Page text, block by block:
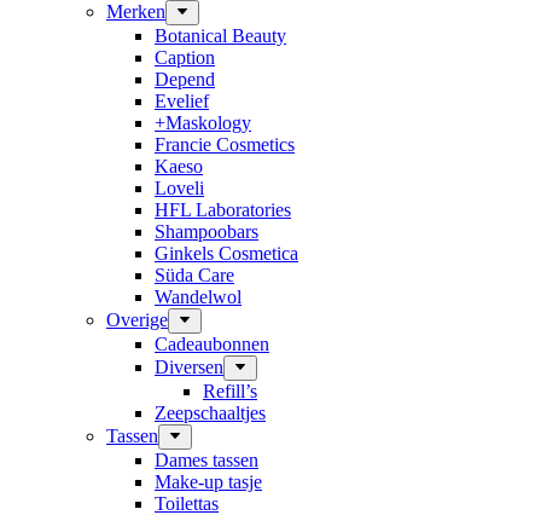
Merken
Botanical Beauty
Caption
Depend
Evelief
+Maskology
Francie Cosmetics
Kaeso
Loveli
HFL Laboratories
Shampoobars
Ginkels Cosmetica
Süda Care
Wandelwol
Overige
Cadeaubonnen
Diversen
Refill’s
Zeepschaaltjes
Tassen
Dames tassen
Make-up tasje
Toilettas